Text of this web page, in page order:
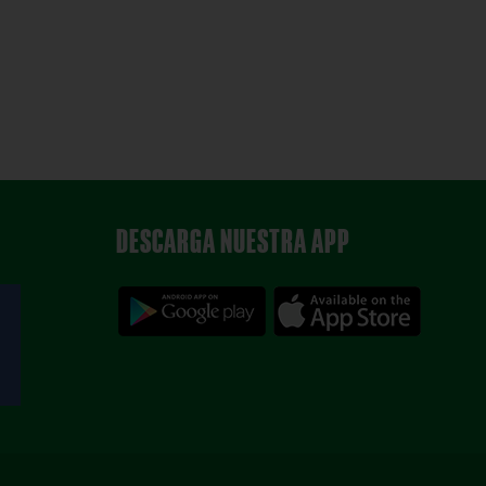
DESCARGA NUESTRA APP